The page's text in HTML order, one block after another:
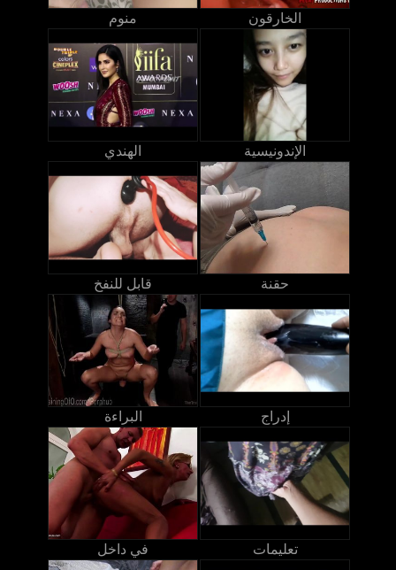
منوم الخارقون
الهندي الإندونيسية
قابل للنفخ حقنة
البراءة إدراج
في داخل تعليمات